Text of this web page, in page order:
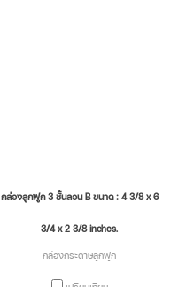
กล่องลูกฟูก 3 ชั้นลอน B ขนาด : 4 3/8 x 6
3/4 x 2 3/8 inches.
กล่องกระดาษลูกฟูก